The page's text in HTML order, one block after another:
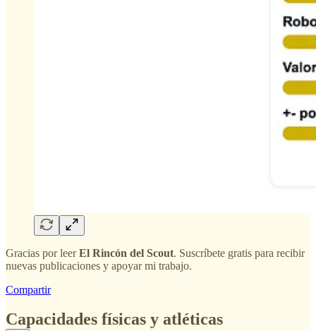
Gracias por leerEl Rincón del Scout. Suscríbete gratis para recibir
nuevas publicaciones y apoyar mi trabajo.
Compartir
Capacidades físicas y atléticas